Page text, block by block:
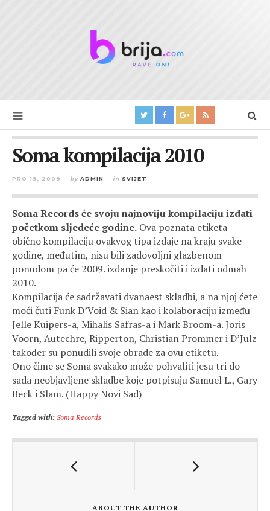
Soma kompilacija 2010
PRO 19, 2009 by ADMIN in SVIJET
Soma Records će svoju najnoviju kompilaciju izdati
početkom sljedeće godine. Ova poznata etiketa
obično kompilaciju ovakvog tipa izdaje na kraju svake
godine, međutim, nisu bili zadovoljni glazbenom
ponudom pa će 2009. izdanje preskočiti i izdati odmah
2010.
Kompilacija će sadržavati dvanaest skladbi, a na njoj ćete
moći čuti Funk D’Void & Sian kao i kolaboraciju između
Jelle Kuipers-a, Mihalis Safras-a i Mark Broom-a. Joris
Voorn, Autechre, Ripperton, Christian Prommer i D’Julz
također su ponudili svoje obrade za ovu etiketu.
Ono čime se Soma svakako može pohvaliti jesu tri do
sada neobjavljene skladbe koje potpisuju Samuel L., Gary
Beck i Slam. (Happy Novi Sad)
Tagged with:Soma Records
ABOUT THE AUTHOR